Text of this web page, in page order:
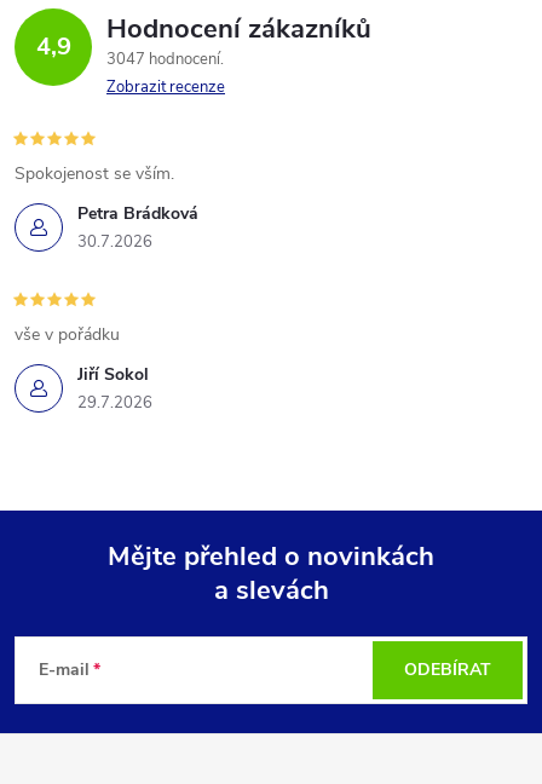
4,9 Hodnocení zákazníků
3047 hodnocení
Zobrazit recenze
Petra Brádková
30.7.2026
Spokojenost se vším.
Jiří Sokol
29.7.2026
vše v pořádku
p
Mějte přehled o novinkách
a slevách
E-mail ODEBÍRAT